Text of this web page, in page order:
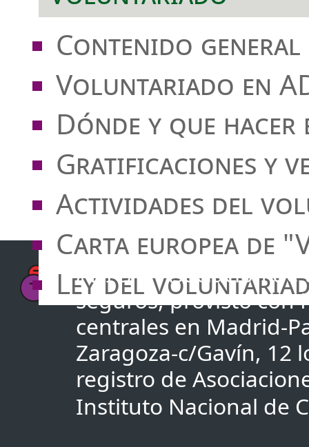
Contenido
Voluntariado en
Dónde y que hacer
Gratificaciones y
Actividades del
Carta europea de
Ley del
ADICAE Asociación
seguros, provisto con
centrales en Madrid-
Zaragoza-c/Gavín, 12
registro de
Instituto Nacional de